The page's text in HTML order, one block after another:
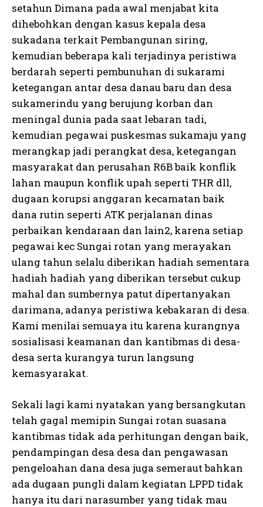
setahun Dimana pada awal menjabat kita
dihebohkan dengan kasus kepala desa
sukadana terkait Pembangunan siring,
kemudian beberapa kali terjadinya peristiwa
berdarah seperti pembunuhan di sukarami
ketegangan antar desa danau baru dan desa
sukamerindu yang berujung korban dan
meningal dunia pada saat lebaran tadi,
kemudian pegawai puskesmas sukamaju yang
merangkap jadi perangkat desa, ketegangan
masyarakat dan perusahan R6B baik konflik
lahan maupun konflik upah seperti THR dll,
dugaan korupsi anggaran kecamatan baik
dana rutin seperti ATK perjalanan dinas
perbaikan kendaraan dan lain2, karena setiap
pegawai kec Sungai rotan yang merayakan
ulang tahun selalu diberikan hadiah sementara
hadiah hadiah yang diberikan tersebut cukup
mahal dan sumbernya patut dipertanyakan
darimana, adanya peristiwa kebakaran di desa.
Kami menilai semuaya itu karena kurangnya
sosialisasi keamanan dan kantibmas di desa-
desa serta kurangya turun langsung
kemasyarakat.
Sekali lagi kami nyatakan yang bersangkutan
telah gagal memipin Sungai rotan suasana
kantibmas tidak ada perhitungan dengan baik,
pendampingan desa desa dan pengawasan
pengeloahan dana desa juga semeraut bahkan
ada dugaan pungli dalam kegiatan LPPD tidak
hanya itu dari narasumber yang tidak mau